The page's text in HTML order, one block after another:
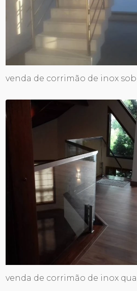
venda de corrimão de inox
venda de corrimão de inox